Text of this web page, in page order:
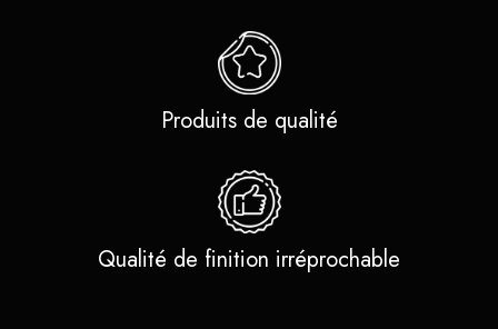
Produits de qualité
Qualité de finition irréprochable